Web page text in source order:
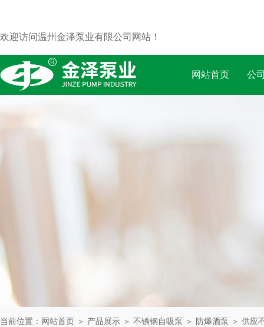
欢迎访问温州金泽泵业有限公司网站！
网站首页 公
当前位置： 网站首页 ＞ 产品展示 ＞ 不锈钢自吸泵 ＞ 防爆酒泵 ＞ 供应